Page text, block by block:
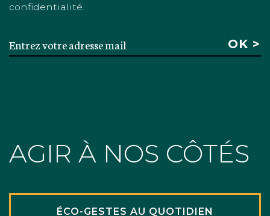
confidentialité.
AGIR À NOS CÔTÉS
ÉCO-GESTES AU QUOTIDIEN